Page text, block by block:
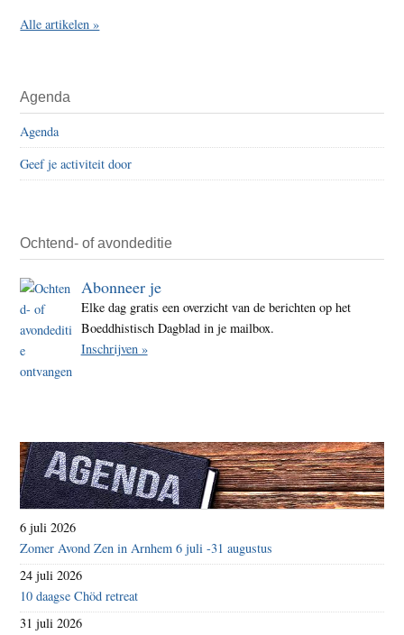
Alle artikelen »
Agenda
Agenda
Geef je activiteit door
Ochtend- of avondeditie
Abonneer je
Elke dag gratis een overzicht van de berichten op het
Boeddhistisch Dagblad in je mailbox.
Inschrijven »
6 juli 2026
Zomer Avond Zen in Arnhem 6 juli -31 augustus
24 juli 2026
10 daagse Chöd retreat
31 juli 2026